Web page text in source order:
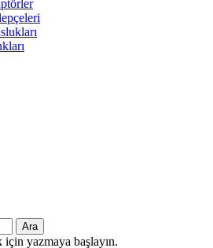
Ara
için yazmaya başlayın.